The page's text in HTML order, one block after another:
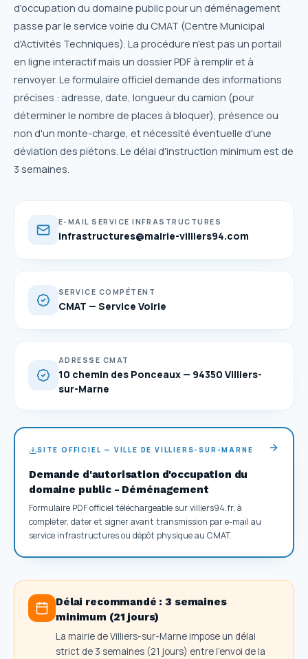
d'occupation du domaine public pour un déménagement
passe par le service voirie du CMAT (Centre Municipal
d'Activités Techniques). La procédure n'est pas un portail
en ligne interactif mais un dossier PDF à remplir et à
renvoyer. Le formulaire officiel demande des informations
précises : adresse, date, longueur du camion (pour
déterminer le nombre de places à bloquer), présence ou
non d'un monte-charge, et nécessité éventuelle d'une
déviation des piétons. Le délai d'instruction minimum est de
3 semaines.
E-MAIL SERVICE INFRASTRUCTURES
infrastructures@mairie-villiers94.com
SERVICE COMPÉTENT
CMAT — Service Voirie
ADRESSE CMAT
10 chemin des Ponceaux — 94350 Villiers-
sur-Marne
SITE OFFICIEL — VILLE DE VILLIERS-SUR-MARNE
Demande d'autorisation d'occupation du
domaine public - Déménagement
Formulaire PDF officiel téléchargeable sur villiers94.fr, à
compléter, dater et signer avant transmission par e-mail au
service infrastructures ou dépôt physique au CMAT.
Délai recommandé :3 semaines
minimum (21 jours)
La mairie de Villiers-sur-Marne impose un délai
strict de 3 semaines (21 jours) entre l'envoi de la